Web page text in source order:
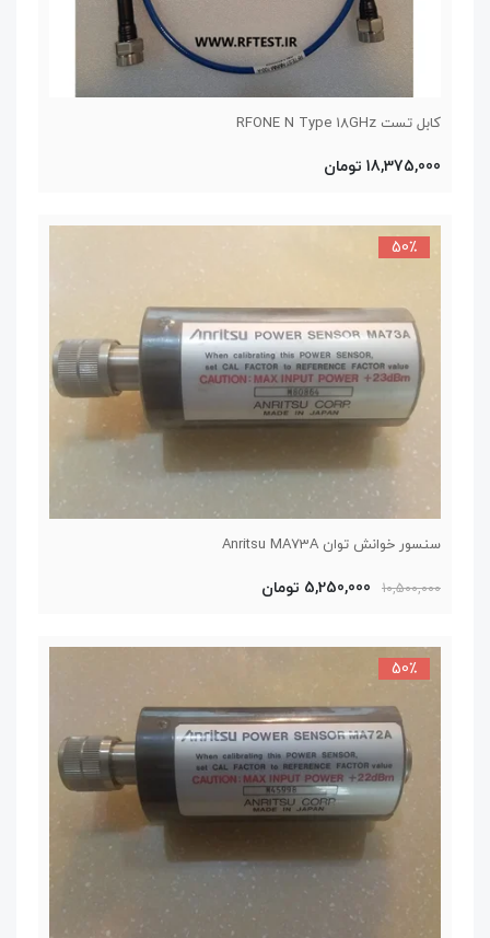
کابل تست RFONE N Type 18GHz
18,375,000 تومان
سنسور خوانش توان Anritsu MA73A
50٪
10,500,000 5,250,000 تومان
50٪